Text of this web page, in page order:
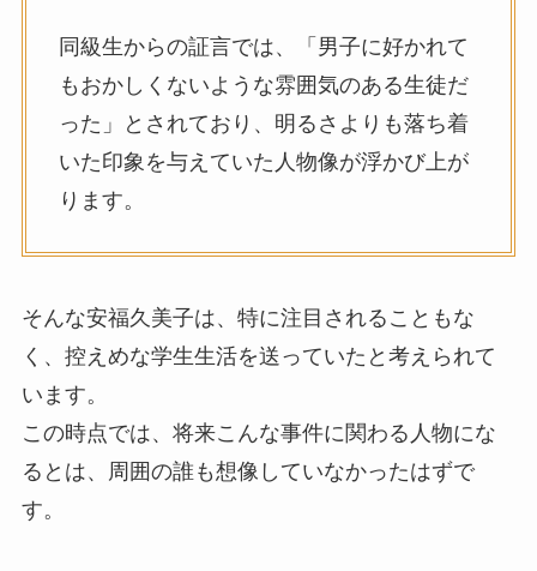
同級生からの証言では、「男子に好かれて
もおかしくないような雰囲気のある生徒だ
った」とされており、明るさよりも落ち着
いた印象を与えていた人物像が浮かび上が
ります。
そんな安福久美子は、特に注目されることもな
く、控えめな学生生活を送っていたと考えられて
います。
この時点では、将来こんな事件に関わる人物にな
るとは、周囲の誰も想像していなかったはずで
す。